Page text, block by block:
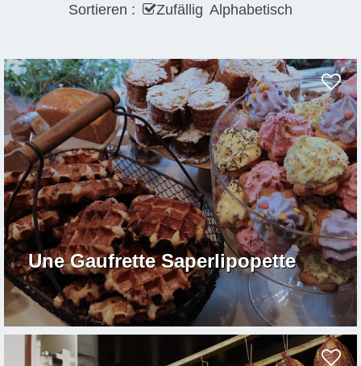
Sortieren :
Zufällig Alphabetisch
Une Gaufrette Saperlipopette